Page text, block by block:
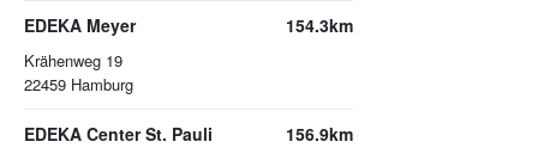
EDEKA Meyer
Krähenweg 19
22459 Hamburg
154.3km
EDEKA Center St. Pauli 156.9km